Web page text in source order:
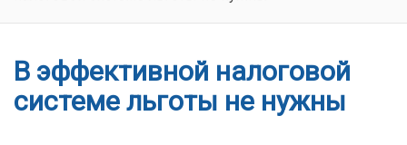
В эффективной налоговой
системе льготы не нужны